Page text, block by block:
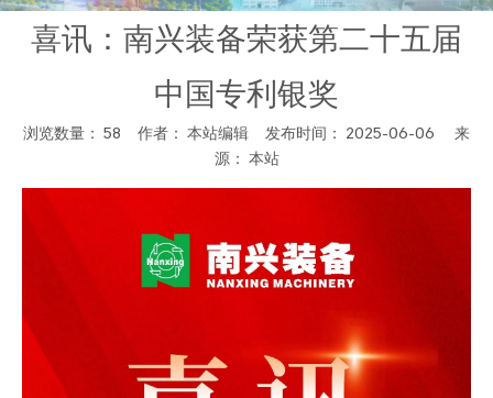
喜讯：南兴装备荣获第二十五届
中国专利银奖
浏览数量： 58 作者： 本站编辑 发布时间： 2025-06-06 来
源： 本站
["wechat","weibo","qzone","douban","email"]